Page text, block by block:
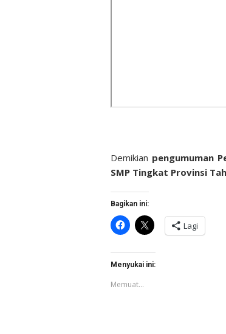
Demikian pengumuman
SMP Tingkat Provinsi
Bagikan ini:
Klik
untuk
membagikan
Facebook(Membuka
di
jendela
baru)
Klik
untuk
berbagi
X(Membuka
di
jendela
Lagi
Menyukai ini:
Memuat...